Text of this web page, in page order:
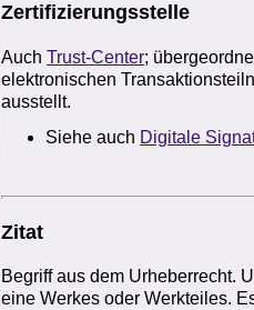
Zertifizierungsstelle
Auch Trust-Center;
elektronischen
ausstellt.
Siehe auch Digitale
Zitat
Begriff aus dem Urheberrecht.
eine Werkes oder Werkteiles.